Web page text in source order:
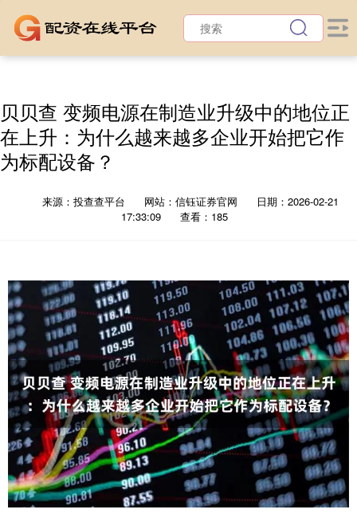
贝贝查 变频电源在制造业升级中的地位正
在上升：为什么越来越多企业开始把它作
为标配设备？
来源：投查查平台 网站：信钰证券官网
日期：2026-02-21
17:33:09
查看：185